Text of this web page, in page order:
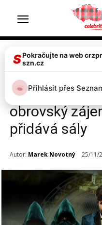
Celebrity Televize & zábava
Zrádci ovládli
vstupenky na
obrovský
přidává sály
Autor: Marek Novotný 25/11/
SPokračujte na web
szn.cz
Přihlásit přes